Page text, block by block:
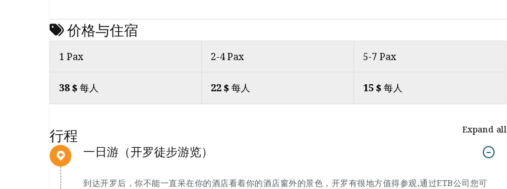
价格与住宿
1 Pax 2-4 Pax 5-7 Pax
38 $每人 22 $每人 15 $每人
行程 Expand all
一日游（开罗徒步游览）
到达开罗后，你不能一直呆在你的酒店看着你的酒店窗外的景色，开罗有很地方值得参观,通过ETB公司您可